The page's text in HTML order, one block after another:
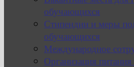
обучающихся
Стипендии и меры
обучающихся
Международное
Организация